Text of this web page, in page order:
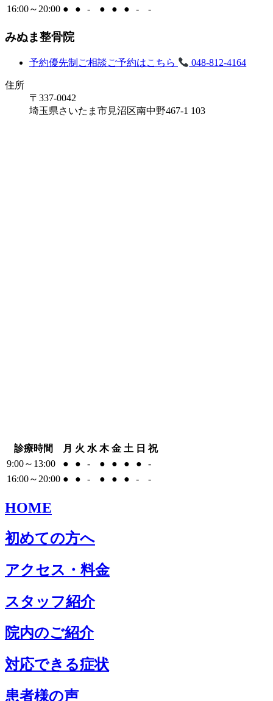
16:00～20:00 ● ● - ● ● ● - -
みぬま整骨院
予約優先制 ご相談ご予約はこちら 048-812-4164
住所
〒337-0042
埼玉県さいたま市見沼区南中野467-1 103
診療時間 月 火 水 木 金 土 日 祝
9:00～13:00
● ● - ● ● ● ●
-
16:00～20:00 ● ● - ● ● ● - -
HOME
初めての方へ
アクセス・料金
スタッフ紹介
院内のご紹介
対応できる症状
患者様の声